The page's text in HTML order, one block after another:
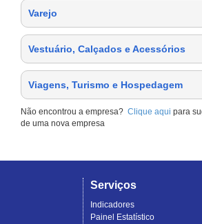
Varejo
Vestuário, Calçados e Acessórios
Viagens, Turismo e Hospedagem
Não encontrou a empresa? Clique aqui para
de uma nova empresa
Serviços
Indicadores
Painel Estatístico